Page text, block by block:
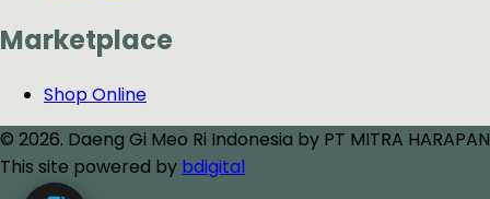
Marketplace
Shop Online
© 2026. Daeng Gi Meo Ri Indonesia by PT MITRA
This site powered by bdigital